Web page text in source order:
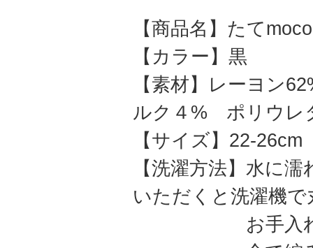
【商品名】たて
【カラー】黒
【素材】レーヨ
ルク４% ポリウレ
【サイズ】22-26cm
【洗濯方法】水に
いただくと洗濯機
お手入れ簡